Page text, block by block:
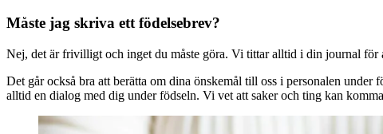
Måste jag skriva ett födelsebrev?
Nej, det är frivilligt och inget du måste göra. Vi tittar alltid i din journal för
Det går också bra att berätta om dina önskemål till oss i personalen
alltid en dialog med dig under födseln. Vi vet att saker och ting kan